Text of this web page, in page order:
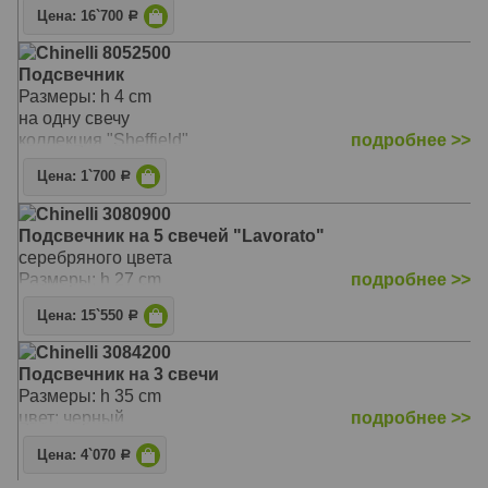
Цена: 16`700 Р
Chinelli 8052500
Подсвечник
Размеры: h 4 cm
на одну свечу
коллекция "Sheffield"
подробнее >>
Цена: 1`700 Р
Chinelli 3080900
Подсвечник на 5 свечей "Lavorato"
серебряного цвета
Размеры: h 27 cm
подробнее >>
Цена: 15`550 Р
Chinelli 3084200
Подсвечник на 3 свечи
Размеры: h 35 cm
цвет: черный
подробнее >>
Цена: 4`070 Р